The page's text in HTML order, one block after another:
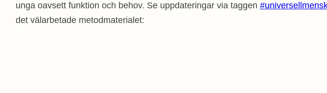
unga oavsett funktion och behov. Se uppdateringar via taggen
det välarbetade metodmaterialet: